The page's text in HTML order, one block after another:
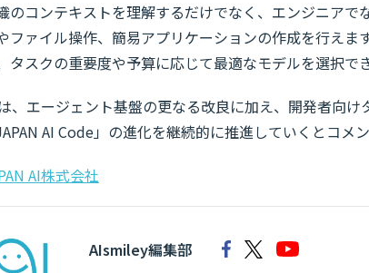
のコンテキストを理解するだけでなく、エンジニア
ファイル操作、簡易アプリケーションの作成を行えま
タスクの重要度や予算に応じて最適なモデルを選択でき
、エージェント基盤の更なる改良に加え、開発者向
AI Code」の進化を継続的に推進していくとコメン
AI株式会社
AIsmiley編集部